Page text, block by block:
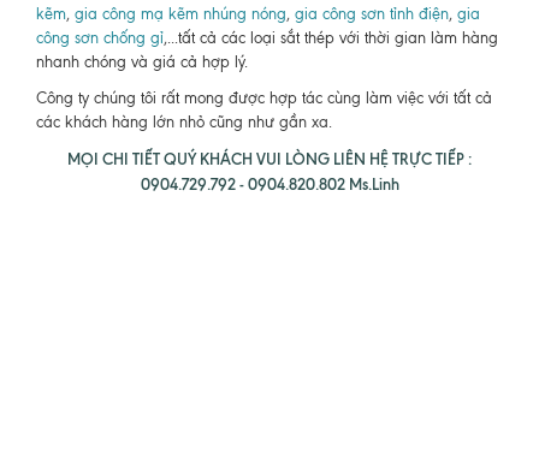
kẽm, gia công mạ kẽm nhúng nóng, gia công sơn tỉnh điện, gia
công sơn chống gỉ,...tất cả các loại sắt thép với thời gian làm hàng
nhanh chóng và giá cả hợp lý.
Công ty chúng tôi rất mong được hợp tác cùng làm việc với tất cả
các khách hàng lớn nhỏ cũng như gần xa.
MỌI CHI TIẾT QUÝ KHÁCH VUI LÒNG LIÊN HỆ TRỰC TIẾP :
0904.729.792 - 0904.820.802 Ms.Linh